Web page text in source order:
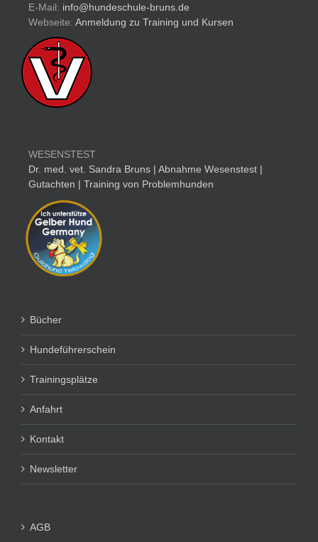
E-Mail: info@hundeschule-bruns.de
Webseite: Anmeldung zu Training und Kursen
WESENSTEST
Dr. med. vet. Sandra Bruns | Abnahme Wesenstest |
Gutachten | Training von Problemhunden
Bücher
Hundeführerschein
Trainingsplätze
Anfahrt
Kontakt
Newsletter
AGB